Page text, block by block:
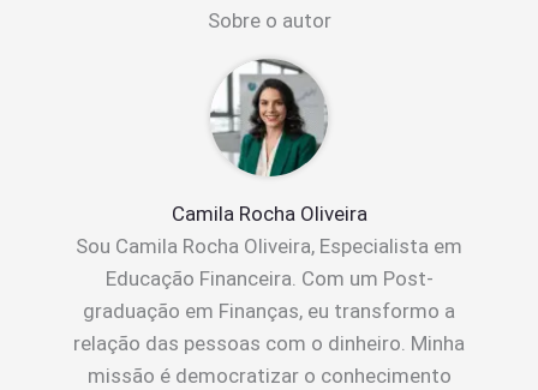
Sobre o autor
Camila Rocha Oliveira
Sou Camila Rocha Oliveira, Especialista em
Educação Financeira. Com um Post-
graduação em Finanças, eu transformo a
relação das pessoas com o dinheiro. Minha
missão é democratizar o conhecimento